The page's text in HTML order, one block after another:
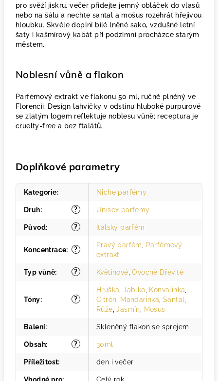
pro svěží jiskru, večer přidejte jemný obláček do vlasů
nebo na šálu a nechte santal a mošus rozehrát hřejivou
hloubku. Skvěle doplní bílé lněné sako, vzdušné letní
šaty i kašmírový kabát při podzimní procházce starým
městem.
Noblesní vůně a flakon
Parfémový extrakt ve flakonu 50 ml, ručně plněný ve
Florencii. Design lahvičky v odstínu hluboké purpurové
se zlatým logem reflektuje noblesu vůně; receptura je
cruelty-free a bez ftalátů.
Doplňkové parametry
Kategorie: Niche parfémy
?
Druh: Unisex parfémy
?
Původ: Italský parfém
?
Koncentrace:
Pravý parfém
Parfémový
extrakt
?
Typ vůně: Květinové ,Ovocně Dřevité
?
Tóny:
Hruška ,Jablko Konvalinka
Citrón
Mandarinka ,Santal
Růže ,Jasmín Mošus
Balení: Skleněný flakon se sprejem
?
Obsah: 30ml
Příležitost: den i večer